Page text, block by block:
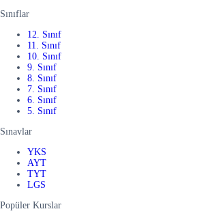
Sınıflar
12. Sınıf
11. Sınıf
10. Sınıf
9. Sınıf
8. Sınıf
7. Sınıf
6. Sınıf
5. Sınıf
Sınavlar
YKS
AYT
TYT
LGS
Popüler Kurslar